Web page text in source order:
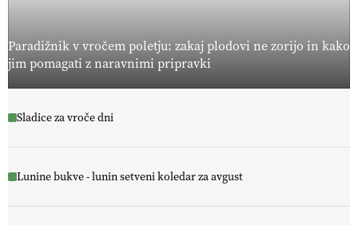
Paradižnik v vročem poletju: zakaj plodovi ne zorijo in kako
jim pomagati z naravnimi pripravki
Sladice za vroče dni
Lunine bukve - lunin setveni koledar za avgust